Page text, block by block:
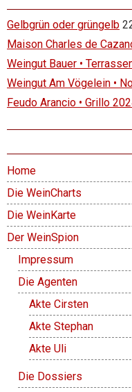
Gelbgrün oder grüngelb
Maison Charles de
Weingut Bauer •
Weingut Am Vögelein •
Feudo Arancio • Grillo
Home
Die WeinCharts
Die WeinKarte
Der WeinSpion
Impressum
Die Agenten
Akte Cirsten
Akte Stephan
Akte Uli
Die Dossiers